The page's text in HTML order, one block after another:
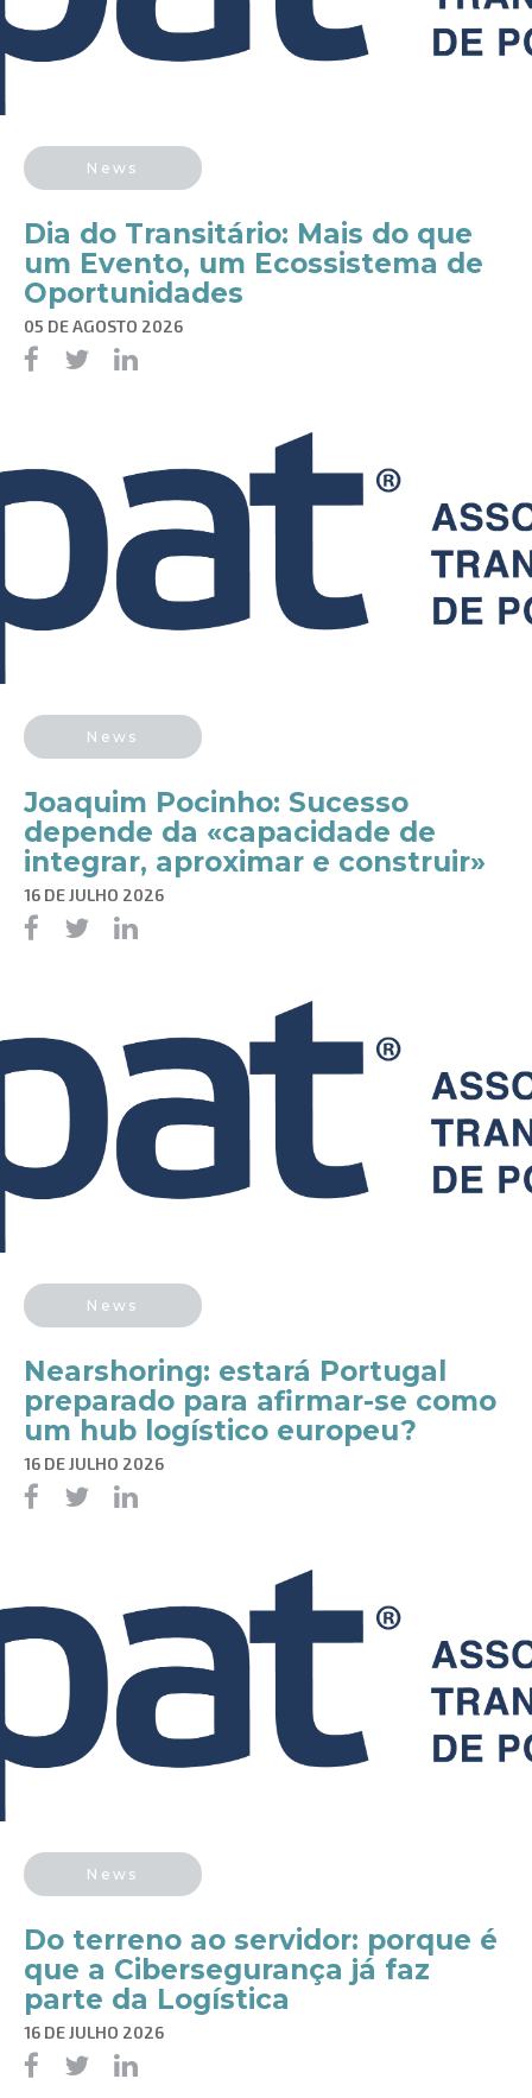
News
Dia do Transitário: Mais do que
um Evento, um Ecossistema de
Oportunidades
05 DE AGOSTO 2026
News
Joaquim Pocinho: Sucesso
depende da «capacidade de
integrar, aproximar e construir»
16 DE JULHO 2026
News
​Nearshoring: estará Portugal
preparado para afirmar-se como
um hub logístico europeu?
16 DE JULHO 2026
News
Do terreno ao servidor: porque é
que a Cibersegurança já faz
parte da Logística
16 DE JULHO 2026